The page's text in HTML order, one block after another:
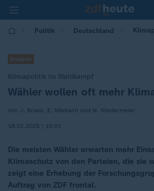
Politik Deutschland
Analyse
Klimapolitik im Wahlkampf
:
Wähler wollen oft mehr
von J. Brase, E. Miebach und N. Niedermeier
18.02.2025 | 19:01
Die meisten Wähler erwarten mehr
Klimaschutz von den Parteien, die sie
zeigt eine Erhebung der
Auftrag von ZDF frontal.